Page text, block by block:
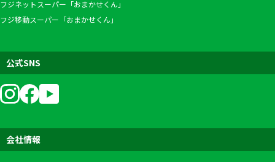
フジネットスーパー「おまかせくん」
フジ移動スーパー「おまかせくん」
公式SNS
会社情報